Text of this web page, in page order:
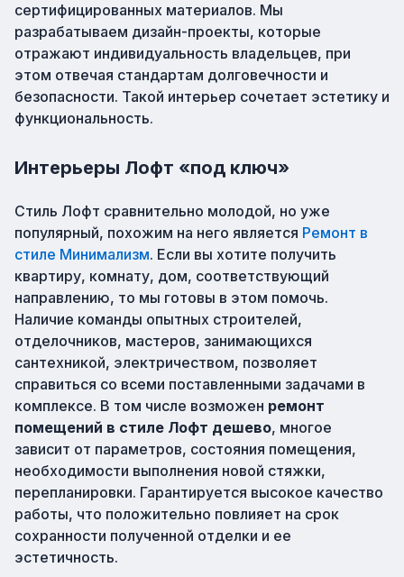
сертифицированных материалов. Мы
разрабатываем дизайн-проекты, которые
отражают индивидуальность владельцев, при
этом отвечая стандартам долговечности и
безопасности. Такой интерьер сочетает эстетику и
функциональность.
Интерьеры Лофт «под ключ»
Стиль Лофт сравнительно молодой, но уже
популярный, похожим на него является Ремонт в
стиле Минимализм. Если вы хотите получить
квартиру, комнату, дом, соответствующий
направлению, то мы готовы в этом помочь.
Наличие команды опытных строителей,
отделочников, мастеров, занимающихся
сантехникой, электричеством, позволяет
справиться со всеми поставленными задачами в
комплексе. В том числе возможен ремонт
помещений в стиле Лофт дешево, многое
зависит от параметров, состояния помещения,
необходимости выполнения новой стяжки,
перепланировки. Гарантируется высокое качество
работы, что положительно повлияет на срок
сохранности полученной отделки и ее
эстетичность.